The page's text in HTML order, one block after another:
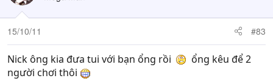
15/10/11 #83
Nick ông kia đưa tui với bạn ổng rồi
ổng kêu để 2
người chơi thôi